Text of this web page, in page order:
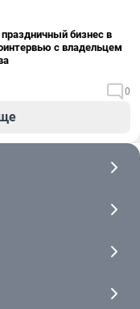
бизнес в
с владельцем
0